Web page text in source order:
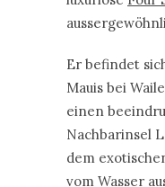
Er befindet
Mauis bei
einen
Nachbarinsel
dem
vom Wasser